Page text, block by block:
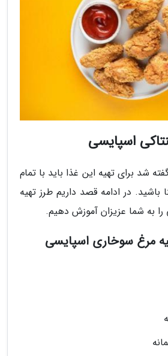
اسپایسی
شد برای تهیه این غذا باید با تمام
در ادامه قصد داریم طرز تهیه
به شما عزیزان آموزش دهیم.
مرغ سوخاری اسپایسی